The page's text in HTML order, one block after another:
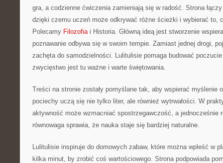
gra, a codzienne ćwiczenia zamieniają się w radość. Strona
dzięki czemu uczeń może odkrywać różne ścieżki i wybierać to,
Polecamy Filozofiai Historia. Główną ideą jest stworzenie
poznawanie odbywa się w swoim tempie. Zamiast jednej drogi,
zachęta do samodzielności. Lulitulisie pomaga budować
zwycięstwo jest tu ważne i warte świętowania.
Treści na stronie zostały pomyślane tak, aby wspierać myślenie
pociechy uczą się nie tylko liter, ale również wytrwałości. W
aktywność może wzmacniać spostrzegawczość, a jednocześnie
równowaga sprawia, że nauka staje się bardziej naturalne.
Lulitulisie inspiruje do domowych zabaw, które można wpleść w
kilka minut, by zrobić coś wartościowego. Strona podpowiada